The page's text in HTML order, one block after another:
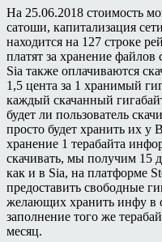
На 25.06.2018 стоимость
сатоши, капитализация
находится на 127 строке
платят за хранение
Sia также оплачиваются
1,5 цента за 1 хранимый
каждый скачанный
будет ли пользователь
просто будет хранить их у
хранение 1 терабайта
скачивать, мы получим 15
как и в Sia, на платформе
предоставить свободные
желающих хранить инфу в
заполнение того же
месяц.